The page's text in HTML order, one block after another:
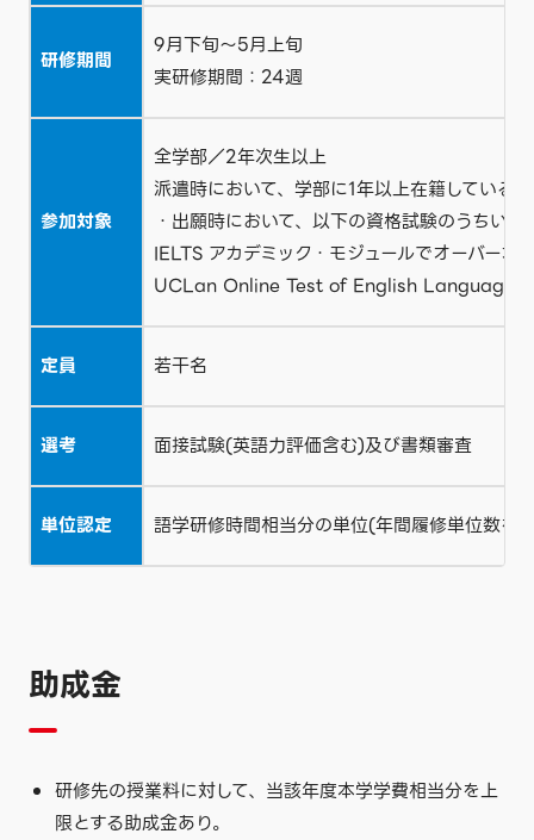
研修期間
9月下旬～5月上旬
実研修期間：24週
参加対象
全学部／2年次生以上
派遣時において、学部に1年以上在籍している
・出願時において、以下の資格試験のうちい
IELTS アカデミック・モジュールでオーバー
UCLan Online Test of English Language
定員 若干名
選考 面接試験(英語力評価含む)及び書類審査
単位認定 語学研修時間相当分の単位(年間履修単位数を
助成金
研修先の授業料に対して、当該年度本学学費相当分を上
限とする助成金あり。